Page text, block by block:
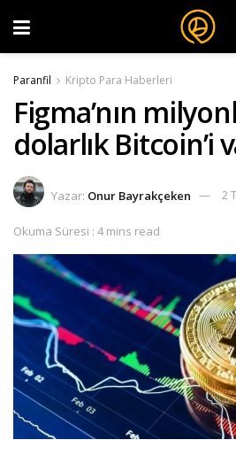
Paranfil Kripto Para Haberleri
Figma’nın
dolarlık Bitcoin’i
Yazar: Onur Bayrakçeken 2
Okuma Süresi : 4 mins read